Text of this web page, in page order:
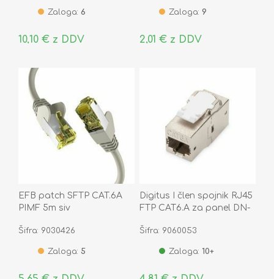
Zaloga: 6
10,10 € z DDV
Zaloga: 9
2,01 € z DDV
EFB patch SFTP CAT.6A
PIMF 5m siv
Šifra: 9030426
Zaloga: 5
Digitus I člen spojnik RJ45
FTP CAT6.A za panel DN-
Šifra: 9060053
Zaloga: 10+